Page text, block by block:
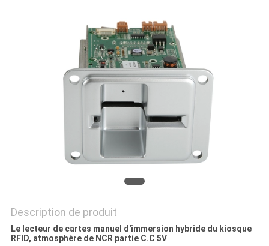
CONTACTEZ-
PLAN
DU
Description de produit
Le lecteur de cartes manuel d'immersion hybride du kiosque
RFID, atmosphère de NCR partie C.C 5V